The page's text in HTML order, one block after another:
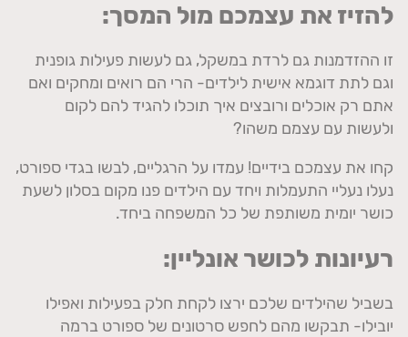
להזיז את עצמכם מול המסך:
זו ההזדמנות גם לרדת במשקל, גם לעשות פעילות גופנית
וגם לתת דוגמא אישית לילדים- הרי הם רואים ומחקים ואם
אתם רק אוכלים ורובצים איך תוכלו להגיד להם לקום
ולעשות עם עצמם משהו?
קחו את עצמכם בידיים! עמדו על הרגליים, לבשו בגדי ספורט,
נעלו נעליי התעמלות ויחד עם הילדים פנו מקום בסלון לשעת
כושר יומית משותפת של כל המשפחה ביחד.
רעיונות לכושר אונליין:
בשביל שהילדים שלכם ירצו לקחת חלק בפעילות ואפילו
יובילו- תבקשו מהם לחפש סרטונים של ספורט ברמה